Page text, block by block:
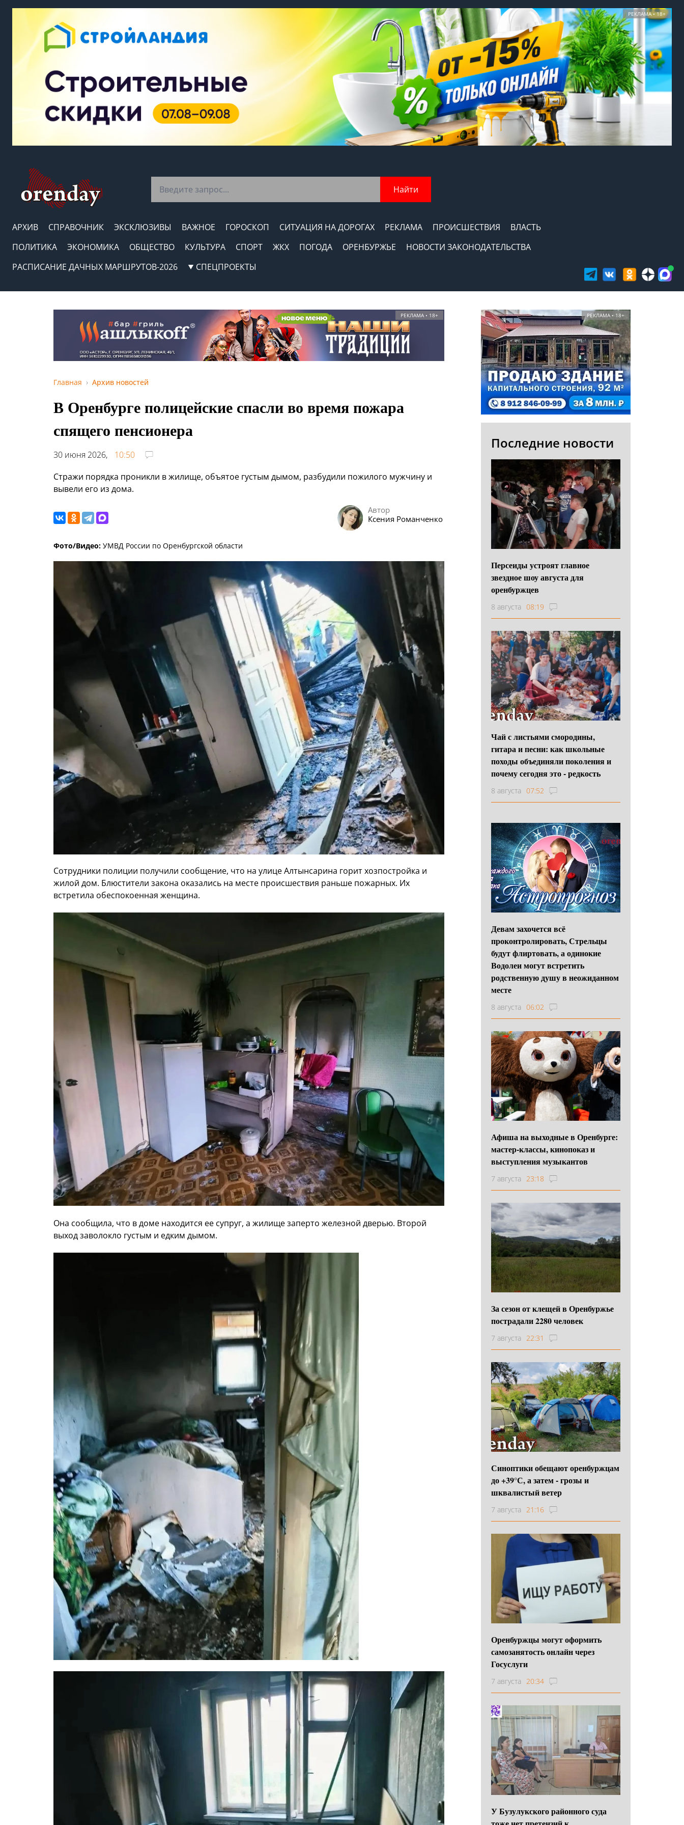
РЕКЛАМА • 18+
Найти
АРХИВ СПРАВОЧНИК ЭКСКЛЮЗИВЫ ВАЖНОЕ ГОРОСКОП СИТУАЦИЯ НА ДОРОГАХ РЕКЛАМА ПРОИСШЕСТВИЯ
ВЛАСТЬ
ПОЛИТИКА
ЭКОНОМИКА ОБЩЕСТВО КУЛЬТУРА СПОРТ ЖКХ ПОГОДА ОРЕНБУРЖЬЕ
НОВОСТИ ЗАКОНОДАТЕЛЬСТВА
РАСПИСАНИЕ ДАЧНЫХ МАРШРУТОВ-2026
СПЕЦПРОЕКТЫ
РЕКЛАМА • 18+
Главная Архив новостей
В Оренбурге полицейские спасли во время пожара
спящего пенсионера
30 июня 2026,
10:50
Стражи порядка проникли в жилище, объятое густым дымом, разбудили пожилого мужчину и
вывели его из дома.
Автор
Ксения Романченко
Фото/Видео: УМВД России по Оренбургской области
Сотрудники полиции получили сообщение, что на улице Алтынсарина горит хозпостройка и
жилой дом. Блюстители закона оказались на месте происшествия раньше пожарных. Их
встретила обеспокоенная женщина.
Она сообщила, что в доме находится ее супруг, а жилище заперто железной дверью. Второй
выход заволокло густым и едким дымом.
РЕКЛАМА • 18+
Последние новости
Персеиды устроят главное
звездное шоу августа для
оренбуржцев
8 августа 08:19
Чай с листьями смородины,
гитара и песни: как школьные
походы объединяли поколения и
почему сегодня это - редкость
8 августа 07:52
Девам захочется всё
проконтролировать, Стрельцы
будут флиртовать, а одинокие
Водолеи могут встретить
родственную душу в неожиданном
месте
8 августа 06:02
Афиша на выходные в Оренбурге:
мастер-классы, кинопоказ и
выступления музыкантов
7 августа 23:18
За сезон от клещей в Оренбуржье
пострадали 2280 человек
7 августа 22:31
Синоптики обещают оренбуржцам
до +39°С, а затем - грозы и
шквалистый ветер
7 августа 21:16
Оренбуржцы могут оформить
самозанятость онлайн через
Госуслуги
7 августа 20:34
У Бузулукского районного суда